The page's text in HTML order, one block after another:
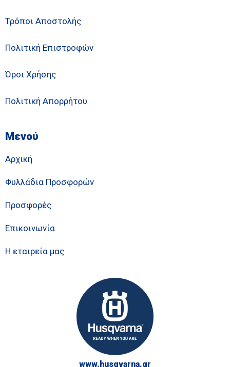
Τρόποι Αποστολής
Πολιτική Επιστροφών
Όροι Χρήσης
Πολιτική Απορρήτου
Μενού
Αρχική
Φυλλάδια Προσφορών
Προσφορές
Επικοινωνία
Η εταιρεία μας
www.husqvarna.gr